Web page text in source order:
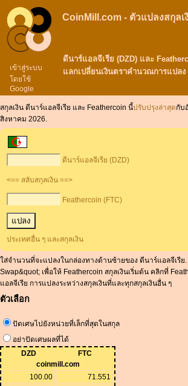
เข้าสู่ระบบ
โดยใช้
Google
CoinMill.com - ตัวแปลงสกุลเ
ดีนาร์แอลจีเรีย (DZD) และ
แลกเปลี่ยนเงินตราคำนวณการแปลง
สกุลเงิน ดีนาร์แอลจีเรีย และ Feathercoin นี้ปรับปรุงล่าสุดกับ
สิงหาคม 2026.
ดีนาร์แอลจีเรีย (DZD)
<== สลับสกุลเงิน ==>
Feathercoin (FTC)
ประเทศอื่น ๆ และสกุลเงิน
ใส่จำนวนที่จะแปลงในกล่องทางด้านซ้ายของ ดีนาร์แอลจีเรีย.
Swap&quot; เพื่อให้ Feathercoin สกุลเงินเริ่มต้น คลิกที่
แอลจีเรีย การแปลงระหว่างสกุลเงินที่และทุกสกุลเงินอื่น ๆ
ตัวเลือก
ปัดเศษไปยังหน่วยที่เล็กที่สุดในสกุล
อย่าปัดเศษผลที่ได้
DZD
FTC
coinmill.com
100.00
71.551